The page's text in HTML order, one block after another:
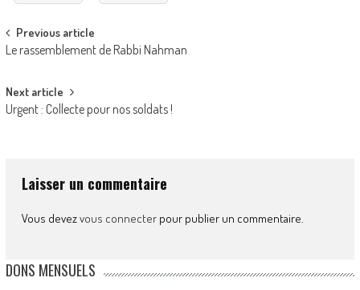
Post
navigation
Previous article
Le rassemblement de Rabbi Nahman
Next article
Urgent : Collecte pour nos soldats !
Laisser un commentaire
Vous devezvous connecterpour publier un commentaire.
DONS MENSUELS